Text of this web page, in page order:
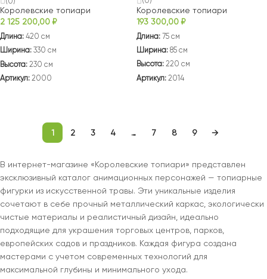
Королевские топиари
2 125 200,00₽
Длина: 420 см
Ширина: 330 см
Высота: 230 см
Артикул: 2000
Королевские топиари
193 300,00₽
Длина: 75 см
Ширина: 85 см
Высота: 220 см
Артикул: 2014
1 2 3 4 … 7 8 9 →
В интернет-магазине «Королевские топиари» представлен
эксклюзивный каталог анимационных персонажей — топиарные
фигурки из искусственной травы. Эти уникальные изделия
сочетают в себе прочный металлический каркас, экологически
чистые материалы и реалистичный дизайн, идеально
подходящие для украшения торговых центров, парков,
европейских садов и праздников. Каждая фигура создана
мастерами с учетом современных технологий для
максимальной глубины и минимального ухода.